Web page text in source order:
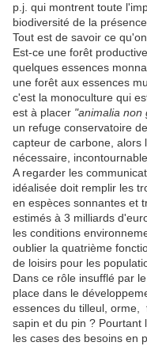
p.j. qui montrent toute
biodiversité de la
Tout est de savoir ce
Est-ce une forêt
quelques essences
une forêt aux essences
c'est la monoculture qui
est à placer "animalia non
un refuge conservatoire
capteur de carbone, alors
nécessaire, incontournable.
A regarder les
idéalisée doit remplir les
en espèces sonnantes et
estimés à 3 milliards
les conditions
oublier la quatrième
de loisirs pour les
Dans ce rôle insufflé par
place dans le
essences du tilleul, orme,
sapin et du pin ? Pourtant
les cases des besoins en